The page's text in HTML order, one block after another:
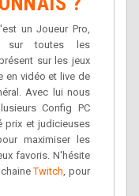
un Joueur Pro,
sur toutes les
sur les jeux
en vidéo et live de
Avec lui nous
Config PC
prix et judicieuses
maximiser les
favoris. N'hésite
chaineTwitch, pour